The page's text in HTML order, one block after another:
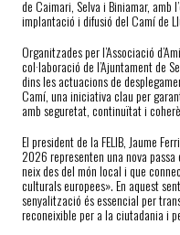
de Caimari, Selva i Biniamar, amb
implantació i difusió del Camí de
Organitzades per l’Associació
col·laboració de l’Ajuntament de
dins les actuacions de
Camí, una iniciativa clau per
amb seguretat, continuïtat i
El president de la FELIB, Jaume
2026 representen una nova
neix des del món local i que
culturals europees». En aquest
senyalització és essencial per
reconeixible per a la ciutadania i